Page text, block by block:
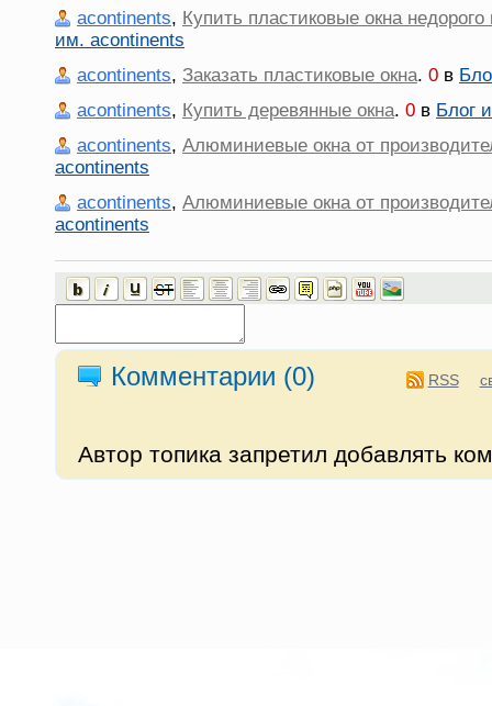
acontinents, Купить пластиковые окна
им. acontinents
acontinents, Заказать пластиковые окна. 0 в
acontinents, Купить деревянные окна. 0 в Блог
acontinents, Алюминиевые окна от
acontinents
acontinents, Алюминиевые окна от
acontinents
Комментарии (0) RSS
Автор топика запретил добавлять